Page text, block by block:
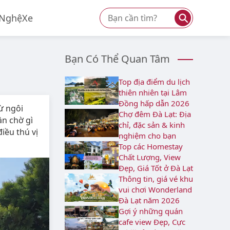
Xe ⚲
ngôi
chờ gì
thú vị
Bạn Có Thể Quan Tâm
Top địa điểm du lịch
thiên nhiên tại Lâm
Đồng hấp dẫn 2026
Chợ đêm Đà Lạt: Địa
chỉ, đặc sản & kinh
nghiệm cho bạn
Top các Homestay
Chất Lượng, View
Đẹp, Giá Tốt ở Đà Lạt
Thông tin, giá vé khu
vui chơi Wonderland
Đà Lạt năm 2026
Gợi ý những quán
cafe view Đẹp, Cực